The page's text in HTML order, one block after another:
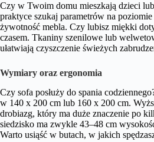
Czy w Twoim domu mieszkają dzieci
praktyce szukaj parametrów na
żywotność mebla. Czy lubisz miękki
czasem. Tkaniny szenilowe lub
ułatwiają czyszczenie świeżych
Wymiary oraz ergonomia
Czy sofa posłuży do spania
w 140 x 200 cm lub 160 x 200 cm.
drobiazg, który ma duże znaczenie po
siedzisko ma zwykle 43–48 cm
Warto usiąść w butach, w jakich